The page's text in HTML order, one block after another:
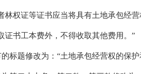
林权证等证书应当将具有土地承包经营
证书工本费外，不得收取其他费用。”
标题修改为：“土地承包经营权的保护